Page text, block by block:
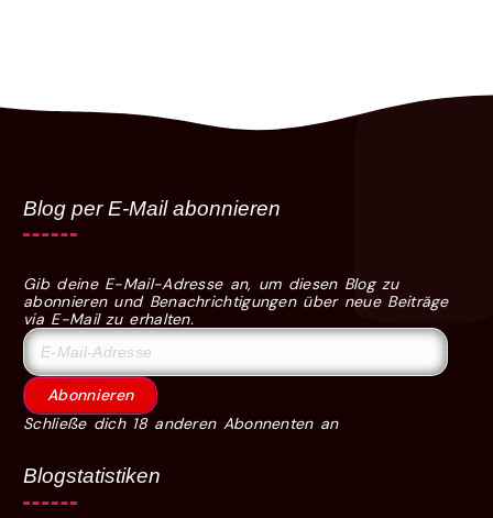
Blog per E-Mail abonnieren
Gib deine E-Mail-Adresse an, um diesen Blog zu
abonnieren und Benachrichtigungen über neue Beiträge
via E-Mail zu erhalten.
Abonnieren
Schließe dich 18 anderen Abonnenten an
Blogstatistiken